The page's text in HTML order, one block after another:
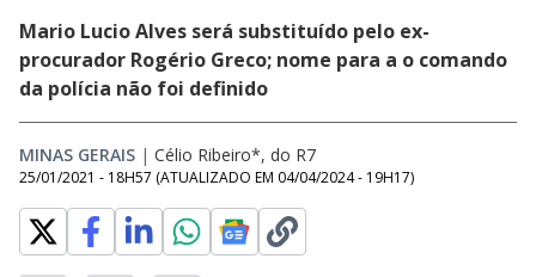
Mario Lucio Alves será substituído pelo ex-
procurador Rogério Greco; nome para a o comando
da polícia não foi definido
MINAS GERAIS | Célio Ribeiro*, do R7
25/01/2021 - 18H57 (ATUALIZADO EM 04/04/2024 - 19H17)